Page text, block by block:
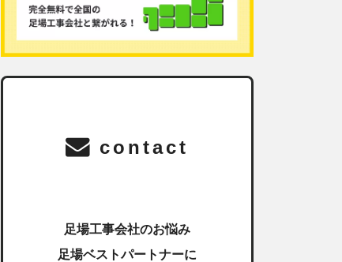
contact
足場工事会社のお悩み
足場ベストパートナーに